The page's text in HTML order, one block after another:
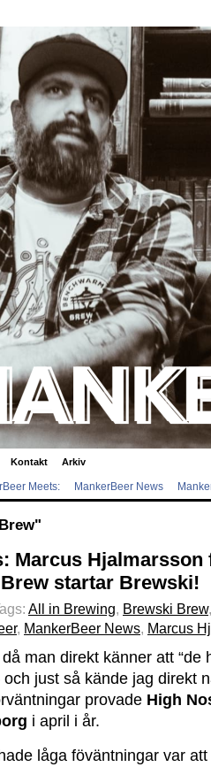
Kontakt Arkiv
Meets: MankerBeer News
Marcus Hjalmarsson
startar Brewski!
All in Brewing, Brewski Brew,
, MankerBeer News, Marcus
man direkt känner att “de
och just så kände jag direkt
provade High
i april i år.
låga föväntningar var